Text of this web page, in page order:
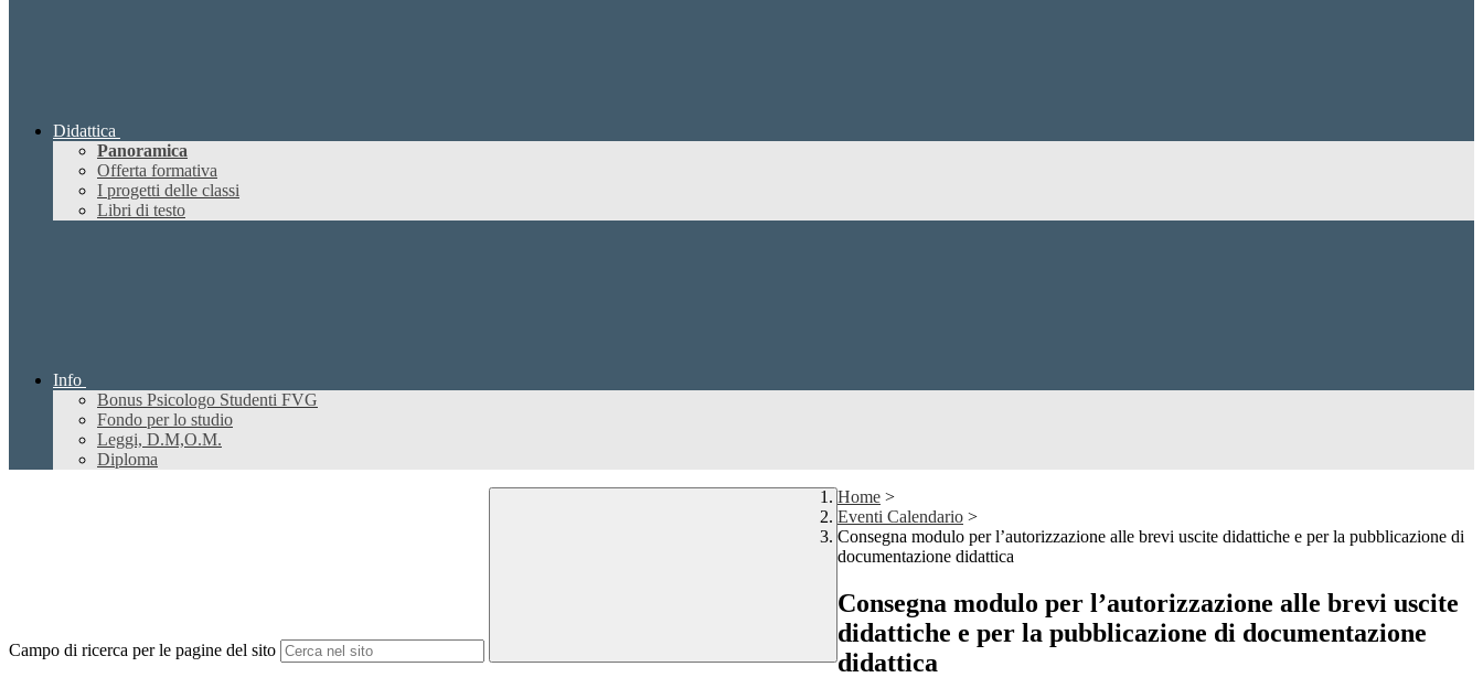
Didattica
Panoramica
Offerta formativa
I progetti delle classi
Libri di testo
Info
Bonus Psicologo Studenti FVG
Fondo per lo studio
Leggi, D.M,O.M.
Diploma
Campo di ricerca per le pagine del sito
Home >
Eventi Calendario >
Consegna modulo per l’autorizzazione alle brevi uscite didattiche e per la pubblicazione di
documentazione didattica
Consegna modulo per l’autorizzazione alle brevi uscite
didattiche e per la pubblicazione di documentazione
didattica